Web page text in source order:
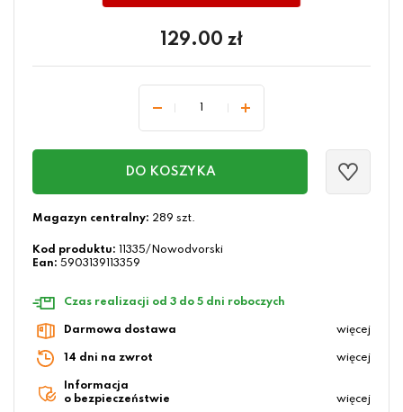
129.00 zł
DO KOSZYKA
Magazyn centralny: 289 szt.
Kod produktu:
11335/Nowodvorski
Ean: 5903139113359
Czas realizacji od 3 do 5 dni roboczych
Darmowa dostawa więcej
14 dni na zwrot więcej
Informacja
o bezpieczeństwie
więcej